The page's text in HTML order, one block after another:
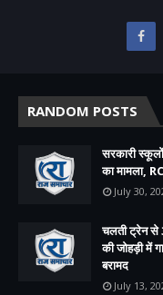
RANDOM POSTS
सरकारी
का मामला,
July 30,
चलती ट्रेन से
की जोहड़ी में
बरामद
July 13,